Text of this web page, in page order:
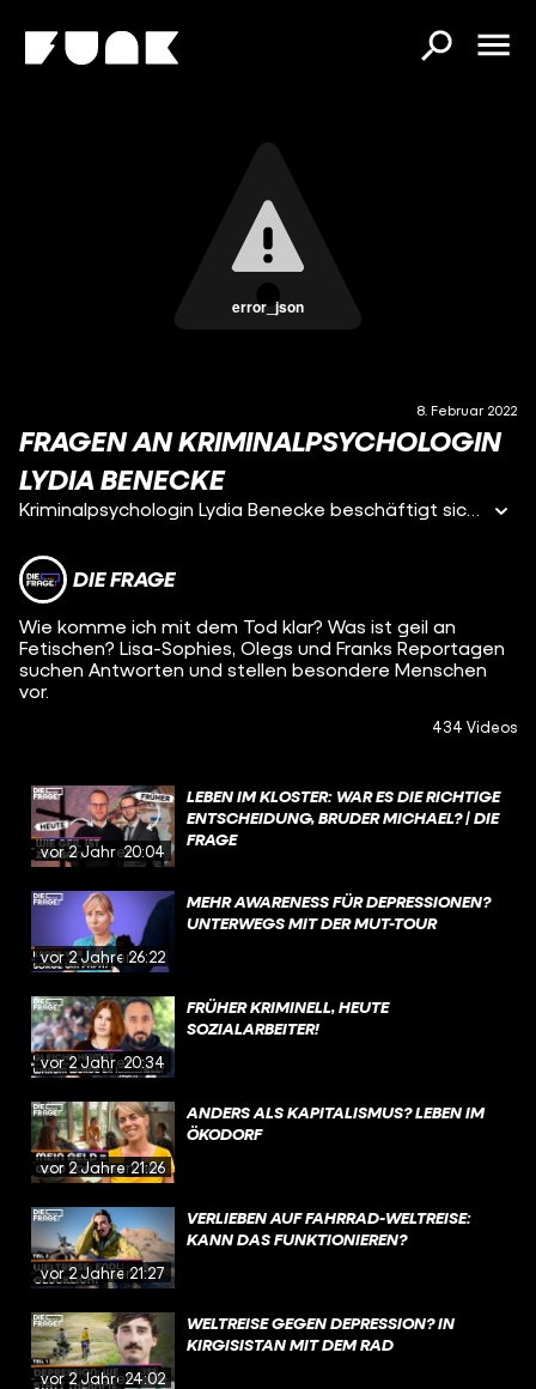
error_json
8. Februar 2022
FRAGEN AN KRIMINALPSYCHOLOGIN
LYDIA BENECKE
Kriminalpsychologin Lydia Benecke beschäftigt sich seit Jahren mit verschiedensten Formen von Lügen. Sie arbeitet nämlich mit Straftäter:innen wie beispielsweise Gewalt- und Sexualstraftäter:innen, die in einem Netz aus Lügen entstehen können. Gibt es eigentlich eine bestimmte Persönlichkeitsstruktur, die alle Menschen haben, die mit ihren Lügen Grenzen überschreiten? Frank möchte von der True Crime-Expertin wissen, wie sich aus einer einzelnen Lüge ein ganzes Lügenkonstrukt entwickeln kann und wie Menschen versuchen, das auch aufrecht zu erhalten.
DIE FRAGE
Wie komme ich mit dem Tod klar? Was ist geil an
Fetischen? Lisa-Sophies, Olegs und Franks Reportagen
suchen Antworten und stellen besondere Menschen
vor.
434 Videos
vor 2 Jahren20:04
LEBEN IM KLOSTER: WAR ES DIE RICHTIGE
ENTSCHEIDUNG, BRUDER MICHAEL? | DIE
FRAGE
vor 2 Jahren26:22
MEHR AWARENESS FÜR DEPRESSIONEN?
UNTERWEGS MIT DER MUT-TOUR
vor 2 Jahren20:34
FRÜHER KRIMINELL, HEUTE
SOZIALARBEITER!
vor 2 Jahren21:26
ANDERS ALS KAPITALISMUS? LEBEN IM
ÖKODORF
vor 2 Jahren21:27
VERLIEBEN AUF FAHRRAD-WELTREISE:
KANN DAS FUNKTIONIEREN?
vor 2 Jahren24:02
WELTREISE GEGEN DEPRESSION? IN
KIRGISISTAN MIT DEM RAD